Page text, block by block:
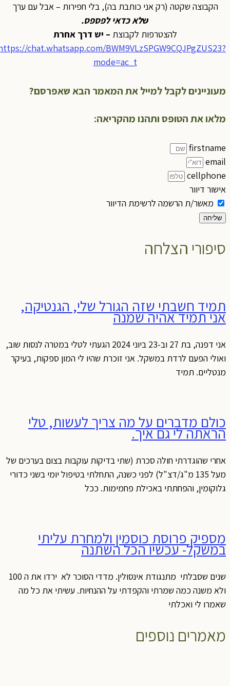
הקבוצה שקטה (רק אני כותבת בה), בלי חפירות – אבל עם ערך
שלא כדאי לפספס.
להצטרפות לקבוצת– יש דרך אחרת
https://chat.whatsapp.com/BWM9VLzSPGW9CQJPgZUS23?
mode=ac_t
מעוניינים לקבל למייל את המאמר הבא שאפרסם?
מלאו את הטופס ותהנו מהקריאה:
firstname
email
cellphone
אישור דיוור
מאשר/ת הרשמה לרשימת הדיוור
שליחה
סיפורי הצלחה
תמיד חשבתי שזה הגורל שלי, הגנטיקה,
אני תמיד אהיה שמנה
אני דפנה, בת 27 וב-23 ביוני 2024 הגעתי לטלי במטרה לנסות שוב,
ואולי הפעם לרדת במשקל. אני זוכרת שהיו לי המון ספקות, בעיקר
מנטליים. תמיד
כולם מדברים על מה צריך לעשות, טלי
הראתה לי גם איך.
אחרי שהוגדרתי חולה סכרת (שתי בדיקות עוקבות בצום בערכים של
מעל 135 מ"ג/דצ"ל) לפני כשנה, התחלתי בטיפול יומי בשני כדורי
גלוקומין, והפחתתי באכילת פחמימות. ככל
מספיק פרוסת כוסמין ולמחרת עליתי
במשקל- עכשיו הכל השתנה
שנים שסבלתי מתנגודת אינסולין. מדדי הסוכר לא ירדו את ה 100
ולא משנה כמה שמרתי והקפדתי על ההנחיות. עשיתי את כל מה
שאמרו לי ואכלתי
מאמרים נוספים